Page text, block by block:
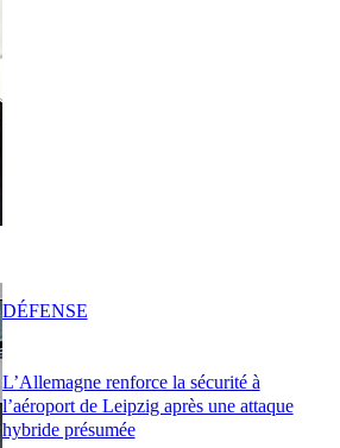
L’Allemagne renforce la sécurité à
l’aéroport de Leipzig après une attaque
hybride présumée
DÉFENSE